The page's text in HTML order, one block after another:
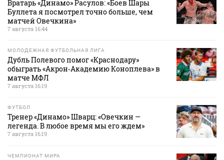
Вратарь «Динамо» Расулов: «Боев Шары
Буллета я посмотрел точно больше, чем
матчей Овечкина»
7 августа 16:44
МОЛОДЕЖНАЯ ФУТБОЛЬНАЯ ЛИГА
Дубль Полевого помог «Краснодару»
обыграть «Акрон‑Академию Коноплева» в
матче МФЛ
7 августа 16:19
ФУТБОЛ
Тренер «Динамо» Шварц: «Овечкин —
легенда. В любое время мы его ждем»
7 августа 16:19
ЧЕМПИОНАТ МИРА